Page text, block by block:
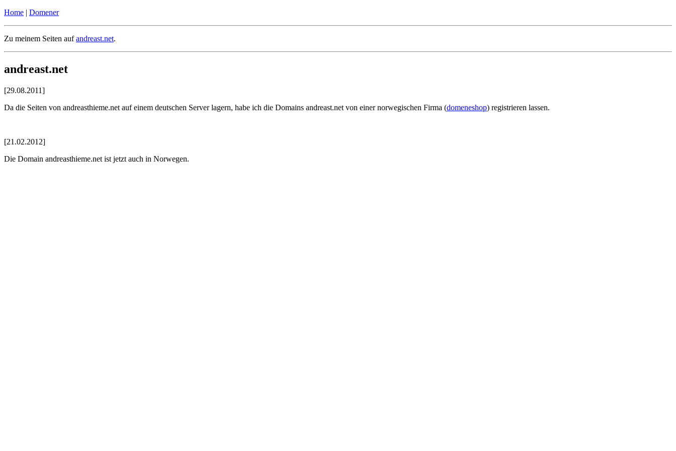
Home | Domener
Zu meinem Seiten aufandreast.net.
andreast.net
[29.08.2011]
Da die Seiten von andreasthieme.net auf einem deutschen Server lagern, habe ich die Domains andreast.net von einer norwegischen Firma (domeneshop) registrieren lassen.
[21.02.2012]
Die Domain andreasthieme.net ist jetzt auch in Norwegen.